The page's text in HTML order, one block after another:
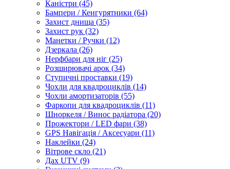
Каністри (45)
Бампери / Кенгурятники (64)
Захист днища (35)
Захист рук (32)
Манетки / Ручки (12)
Дзеркала (26)
Нерфбари для ніг (25)
Розширювачі арок (34)
Ступичні проставки (19)
Чохли для квадроциклів (14)
Чохли амортизаторів (55)
Фаркопи для квадроциклів (11)
Шноркеля / Винос радіатора (20)
Прожектори / LED фари (38)
GPS Навігація / Аксесуари (11)
Наклейки (24)
Вітрове скло (21)
Дах UTV (9)